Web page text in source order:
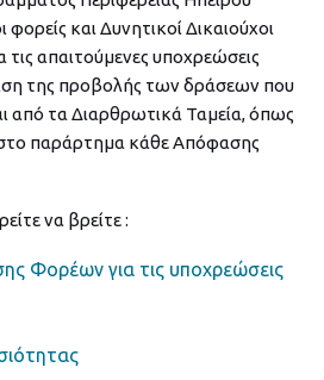
και Δυνητικοί Δικαιούχοι
απαιτούμενες υποχρεώσεις
της προβολής των δράσεων που
από τα Διαρθρωτικά Ταμεία, όπως
παράρτημα κάθε Απόφασης
να βρείτε :
Φορέων για τις υποχρεώσεις